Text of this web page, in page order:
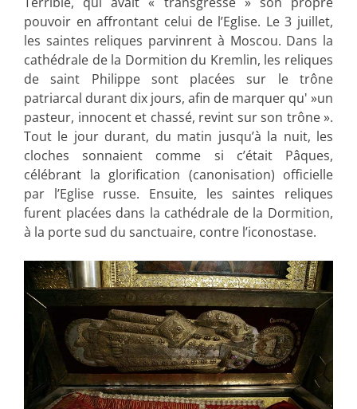
pouvoir en affrontant celui de l’Eglise. Le 3 juillet,
les saintes reliques parvinrent à Moscou. Dans la
cathédrale de la Dormition du Kremlin, les reliques
de saint Philippe sont placées sur le trône
patriarcal durant dix jours, afin de marquer qu' »un
pasteur, innocent et chassé, revint sur son trône ».
Tout le jour durant, du matin jusqu’à la nuit, les
cloches sonnaient comme si c’était Pâques,
célébrant la glorification (canonisation) officielle
par l’Eglise russe. Ensuite, les saintes reliques
furent placées dans la cathédrale de la Dormition,
à la porte sud du sanctuaire, contre l’iconostase.